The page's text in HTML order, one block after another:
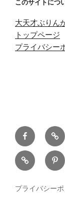
このサイトにつ
大天才ぶりん
トップページ
プライバシー
Facebook
discord
プライバシー